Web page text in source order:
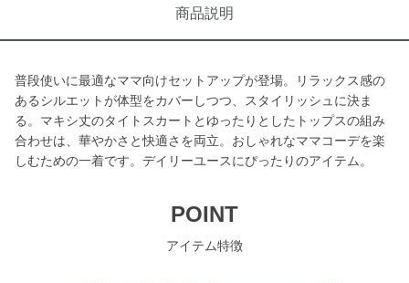
商品説明
普段使いに最適なママ向けセットアップが登場。リラックス感の
あるシルエットが体型をカバーしつつ、スタイリッシュに決ま
る。マキシ丈のタイトスカートとゆったりとしたトップスの組み
合わせは、華やかさと快適さを両立。おしゃれなママコーデを楽
しむための一着です。デイリーユースにぴったりのアイテム。
POINT
アイテム特徴